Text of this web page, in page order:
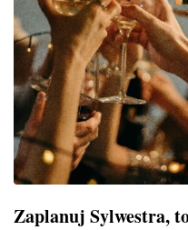
Zaplanuj Sylwestra,